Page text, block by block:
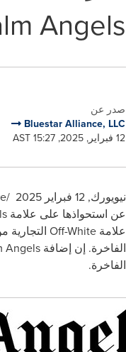
Angels®
صدر عن
Bluestar Alliance, LLC
12 فبراير, 2025, 15:27 AST
نيويورك,12 فبراير 2025 /
عن استحواذها على علامة
علامةOff-White
الفاخرة. إن إضافةAngels
الفاخرة.